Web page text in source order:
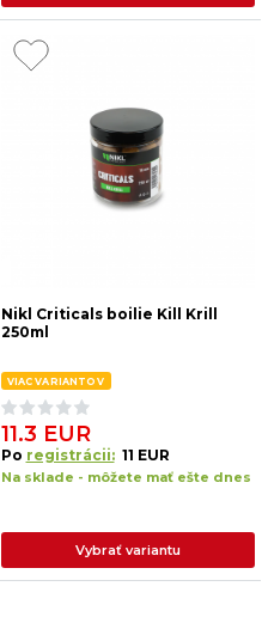
Nikl Criticals boilie Kill Krill
250ml
VIAC VARIANTOV
11.3 EUR
Po registrácii: 11 EUR
Na sklade - môžete mať ešte dnes
Vybrať variantu